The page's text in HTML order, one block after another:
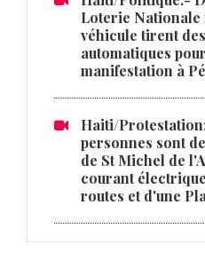
Loterie Nationale
véhicule tirent
automatiques
manifestation à
Haiti/
personnes sont
de St Michel de
courant
routes et d'une